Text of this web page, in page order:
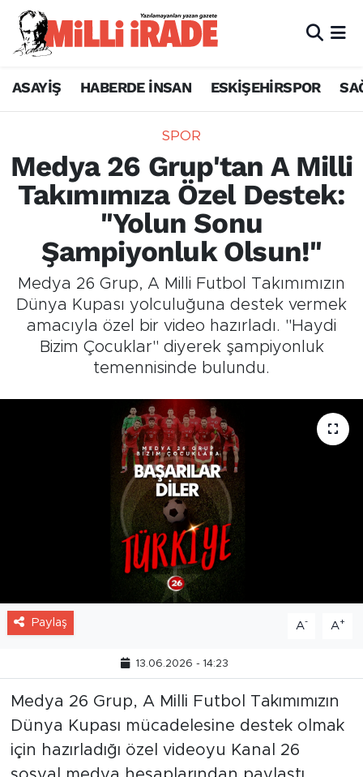
ASAYİŞ HABERDE İNSAN ESKİŞEHİRSPOR
SPOR
Medya 26 Grup'tan A Milli
Takımımıza Özel Destek:
"Yolun Sonu
Şampiyonluk Olsun!"
Medya 26 Grup, A Milli Futbol Takımımızın
Dünya Kupası yolculuğuna destek vermek
amacıyla özel bir video hazırladı. "Haydi
Bizim Çocuklar" diyerek şampiyonluk
temennisinde bulundu.
Paylaş A- A+
13.06.2026 - 14:23
Medya 26 Grup, A Milli Futbol Takımımızın
Dünya Kupası mücadelesine destek olmak
için hazırladığı özel videoyu Kanal 26